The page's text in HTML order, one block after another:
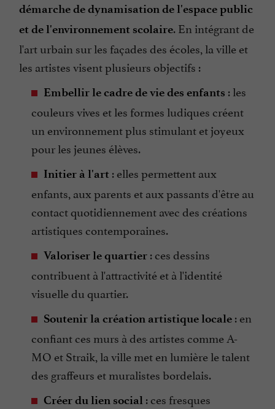
démarche de dynamisation de l'espace public
et de l'environnement scolaire. En intégrant de
l'art urbain sur les façades des écoles, la ville et
les artistes visent plusieurs objectifs :
Embellir le cadre de vie des enfants : les
couleurs vives et les formes ludiques créent
un environnement plus stimulant et joyeux
pour les jeunes élèves.
Initier à l'art : elles permettent aux
enfants, aux parents et aux passants d'être au
contact quotidiennement avec des créations
artistiques contemporaines.
Valoriser le quartier : ces dessins
contribuent à l'attractivité et à l'identité
visuelle du quartier.
Soutenir la création artistique locale : en
confiant ces murs à des artistes comme A-
MO et Straik, la ville met en lumière le talent
des graffeurs et muralistes bordelais.
Créer du lien social : ces fresques